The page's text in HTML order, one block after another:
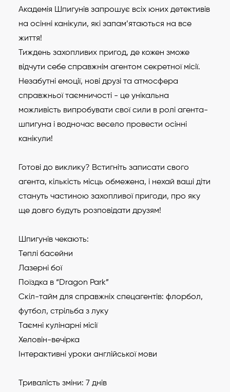
Академія Шпигунів запрошує всіх юних детективів
на осінні канікули, які запам’ятаються на все
життя!
Тиждень захопливих пригод, де кожен зможе
відчути себе справжнім агентом секретної місії.
Незабутні емоції, нові друзі та атмосфера
справжньої таємничості - це унікальна
можливість випробувати свої сили в ролі агента-
шпигуна і водночас весело провести осінні
канікули!
Готові до виклику? Встигніть записати свого
агента, кількість місць обмежена, і нехай ваші діти
стануть частиною захопливої пригоди, про яку
ще довго будуть розповідати друзям!
Шпигунів чекають:
Теплі басейни
Лазерні бої
Поїздка в “Dragon Park”
Скіл-тайм для справжніх спецагентів: флорбол,
футбол, стрільба з луку
Таємні кулінарні місії
Хеловін-вечірка
Інтерактивні уроки англійської мови
Тривалість зміни: 7 днів